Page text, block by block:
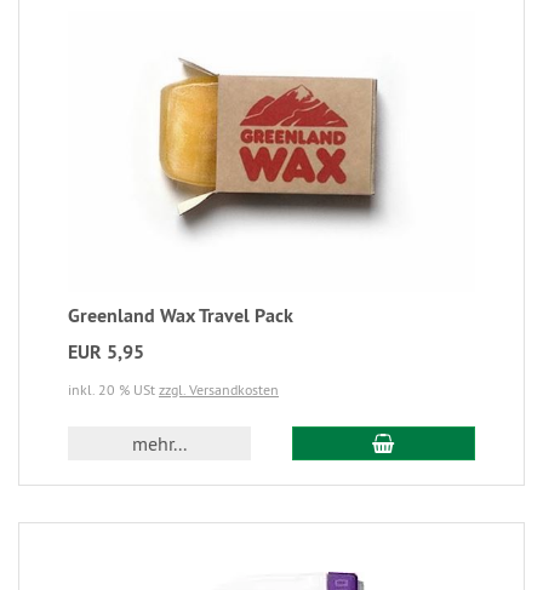
Greenland Wax Travel Pack
EUR 5,95
inkl. 20 % USt zzgl. Versandkosten
mehr...